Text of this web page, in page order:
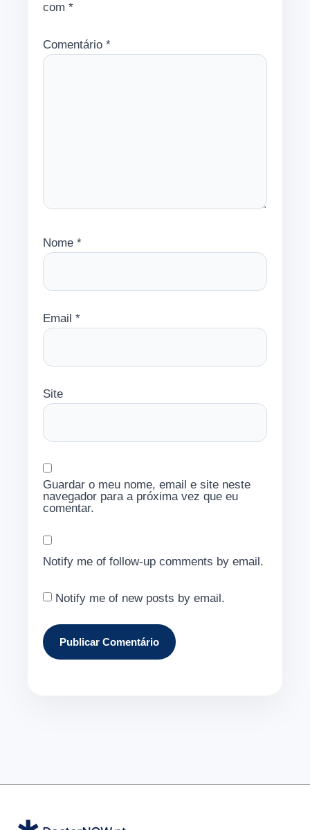
com *
Comentário *
Nome *
Email *
Site
Guardar o meu nome, email e site neste
navegador para a próxima vez que eu
comentar.
Notify me of follow-up comments by email.
Notify me of new posts by email.